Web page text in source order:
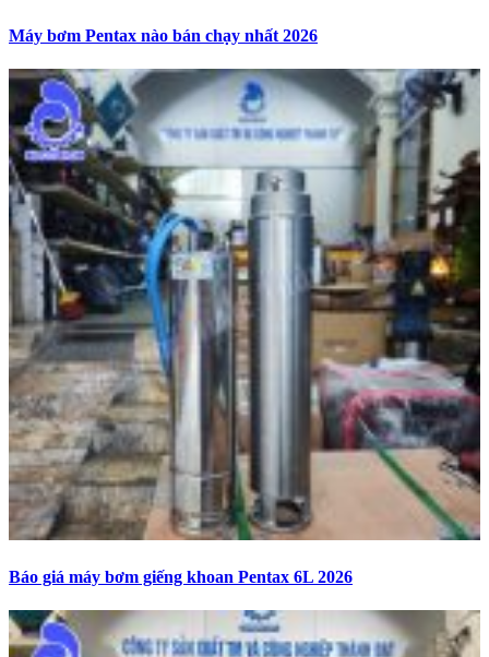
Máy bơm Pentax nào bán chạy nhất 2026
Báo giá máy bơm giếng khoan Pentax 6L 2026